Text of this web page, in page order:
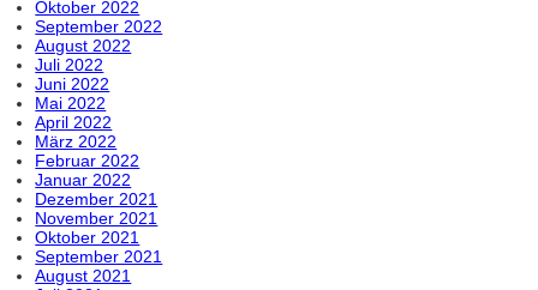
Oktober 2022
September 2022
August 2022
Juli 2022
Juni 2022
Mai 2022
April 2022
März 2022
Februar 2022
Januar 2022
Dezember 2021
November 2021
Oktober 2021
September 2021
August 2021